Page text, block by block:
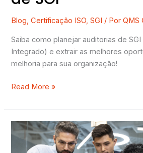
Blog,Certificação ISO,SGI / PorQMS
Saiba como planejar auditorias de
Integrado) e extrair as melhores
melhoria para sua organização!
Read More »
erros